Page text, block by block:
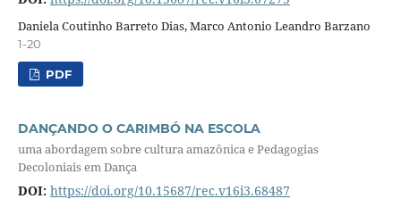
Daniela Coutinho Barreto Dias, Marco Antonio Leandro Barzano
1-20
PDF
DANÇANDO O CARIMBÓ NA ESCOLA
uma abordagem sobre cultura amazônica e Pedagogias
Decoloniais em Dança
DOI: https://doi.org/10.15687/rec.v16i3.68487